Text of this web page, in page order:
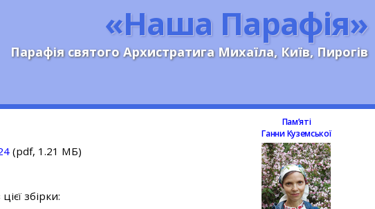
«Наша Парафія»
Парафія святого Архистратига Михаїла, Київ, Пирогів
(pdf, 1.21 МБ)
збірки:
Памʼяті
Ганни Куземської